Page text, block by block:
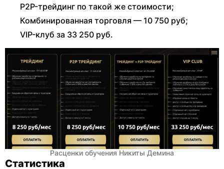
P2P-трейдинг по такой же стоимости;
Комбинированная торговля — 10 750 руб;
VIP-клуб за 33 250 руб.
Расценки обучения Никиты Демина
Статистика